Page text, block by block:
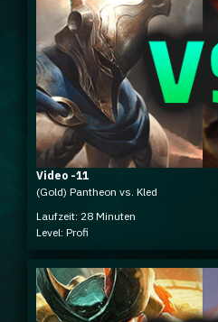
Video -11
(Gold) Pantheon vs. Kled
Laufzeit: 28 Minuten
Level: Profi